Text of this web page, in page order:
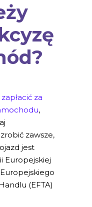
zapłacić za
,
zawsze,
jest
Europejskiej
(EFTA)